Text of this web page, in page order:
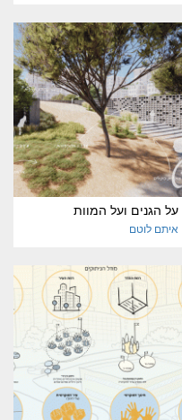
על הגנים ועל המוות
איתם לוטם